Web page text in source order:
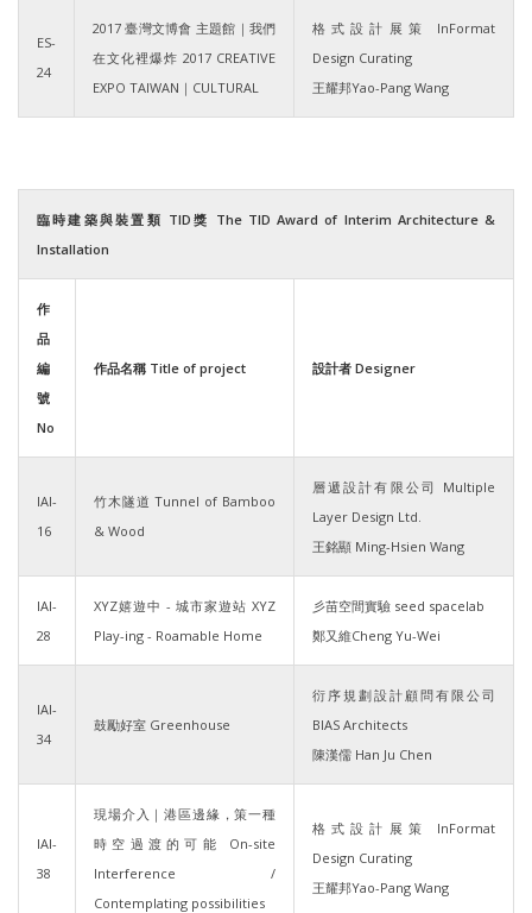
ES-
24
2017 臺灣文博會 主題館｜我們
在文化裡爆炸 2017 CREATIVE
EXPO TAIWAN｜CULTURAL
格式設計展策 InFormat
Design Curating
王耀邦Yao-Pang Wang
臨時建築與裝置類 TID獎 The TID Award of Interim Architecture &
Installation
作
品
編
號
No
作品名稱 Title of project 設計者 Designer
IAI-
16
竹木隧道 Tunnel of Bamboo
& Wood
層遞設計有限公司 Multiple
Layer Design Ltd.
王銘顯 Ming-Hsien Wang
IAI-
28
XYZ嬉遊中 - 城市家遊站 XYZ
Play-ing - Roamable Home
彡苗空間實驗 seed spacelab
鄭又維Cheng Yu-Wei
IAI-
34
鼓勵好室 Greenhouse
衍序規劃設計顧問有限公司
BIAS Architects
陳漢儒 Han Ju Chen
IAI-
38
現場介入｜港區邊緣，策一種
時空過渡的可能 On-site
Interference /
Contemplating possibilities
格式設計展策 InFormat
Design Curating
王耀邦Yao-Pang Wang